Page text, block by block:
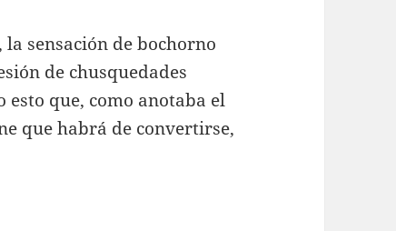
sensación de bochorno
de chusquedades
esto que, como anotaba el
que habrá de convertirse,